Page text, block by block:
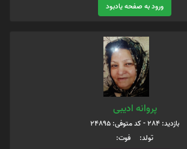
ورود به صفحه یادبود
پروانه ادیبی
بازدید: 284 - کد متوفی: 24895
تولد: فوت: